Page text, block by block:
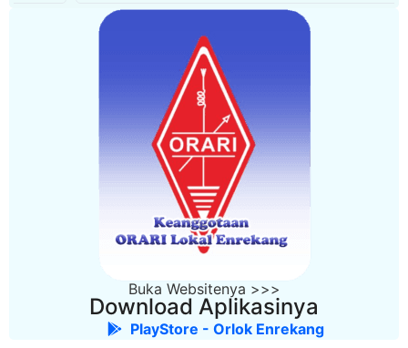
Buka Websitenya >>>
Download Aplikasinya
PlayStore - Orlok Enrekang